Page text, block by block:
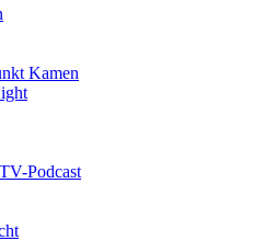
Kamen
Podcast